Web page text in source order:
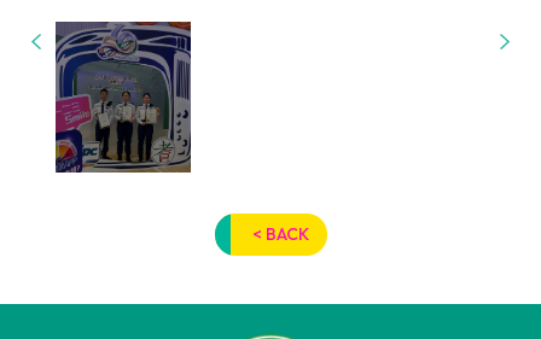
< BACK